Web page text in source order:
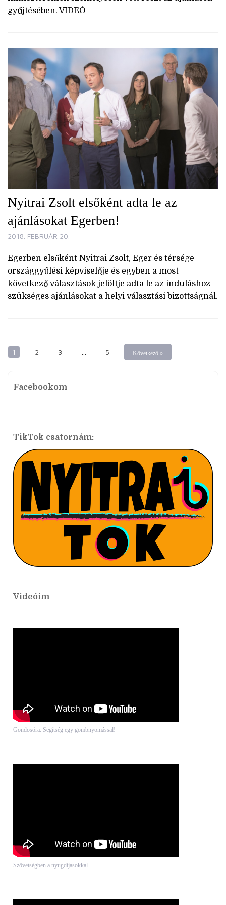
gyűjtésében. VIDEÓ
Nyitrai Zsolt elsőként adta le az
ajánlásokat Egerben!
2018. FEBRUÁR 20.
Egerben elsőként Nyitrai Zsolt, Eger és térsége
országgyűlési képviselője és egyben a most
következő választások jelöltje adta le az induláshoz
szükséges ajánlásokat a helyi választási bizottságnál.
1 2 3 5 Következő »
Facebookom
TikTok csatornám:
Videóim
Gondosóra: Segítség egy gombnyomással!
Szövetségben a nyugdíjasokkal